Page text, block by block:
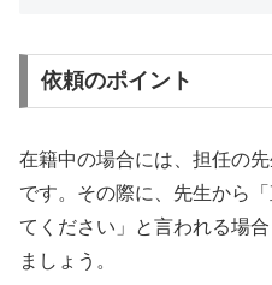
依頼のポイント
在籍中の場合には、担任の
です。その際に、先生から
てください」と言われる場
ましょう。